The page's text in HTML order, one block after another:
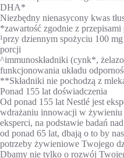
DHA*
Niezbędny nienasycony kwas
*zawartość zgodnie z przepisami
¹przy dziennym spożyciu 100
porcji
^immunoskładniki (cynk*,
funkcjonowania układu
**Składniki nie pochodzą z
Ponad 155 lat doświadczenia
Od ponad 155 lat Nestlé jest
wdrażaniu innowacji w żywieniu
eksperci, na podstawie badań
od ponad 65 lat, dbają o to by
potrzeby żywieniowe Twojego
Dbamy nie tylko o rozwój